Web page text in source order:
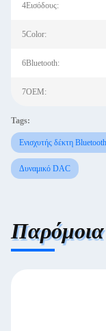
4Εισόδους:
5Color:
6Bluetooth:
7OEM:
Tags:
Ενισχυτής δέκτη Bluetooth
Δυναμικό DAC